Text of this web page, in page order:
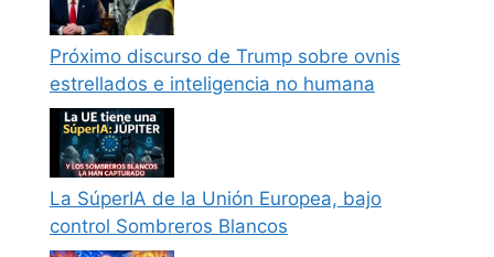
Próximo discurso de Trump sobre ovnis
estrellados e inteligencia no humana
La SúperIA de la Unión Europea, bajo
control Sombreros Blancos